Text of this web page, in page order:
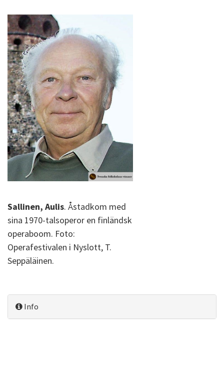
Sallinen, Aulis. Åstadkom med
sina 1970-talsoperor en finländsk
operaboom. Foto:
Operafestivalen i Nyslott, T.
Seppäläinen.
Info